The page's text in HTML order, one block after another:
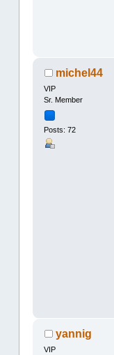
michel44
VIP
Sr. Member
Posts: 72
yannig
VIP